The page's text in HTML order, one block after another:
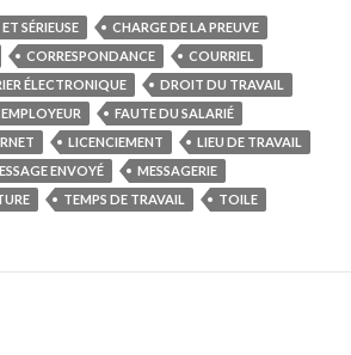
SÉRIEUSE
CHARGE DE LA PREUVE
CORRESPONDANCE
COURRIEL
ÉLECTRONIQUE
DROIT DU TRAVAIL
EMPLOYEUR
FAUTE DU SALARIÉ
LICENCIEMENT
LIEU DE TRAVAIL
ENVOYÉ
MESSAGERIE
TEMPS DE TRAVAIL TOILE